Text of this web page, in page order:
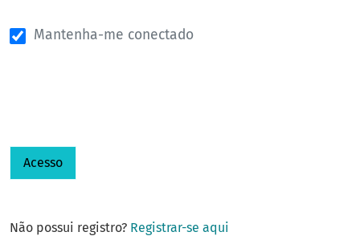
Mantenha-me conectado
Acesso
Não possui registro? Registrar-se aqui